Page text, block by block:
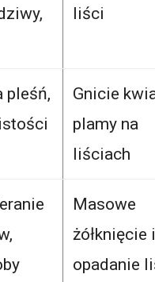
liści
pleśń,
Gnicie
plamy na
liściach
Masowe
żółknięcie i
opadanie